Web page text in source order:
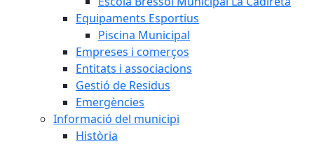
Equipaments Esportius
Piscina Municipal
Empreses i comerços
Entitats i associacions
Gestió de Residus
Emergències
Informació del municipi
Història